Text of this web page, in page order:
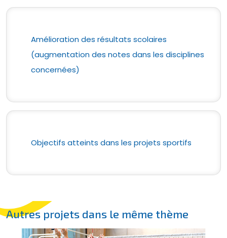
Amélioration des résultats scolaires
(augmentation des notes dans les disciplines
concernées)
Objectifs atteints dans les projets sportifs
Autres projets dans le même thème